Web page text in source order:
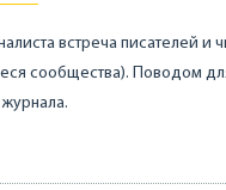
встреча писателей и
сообщества). Поводом